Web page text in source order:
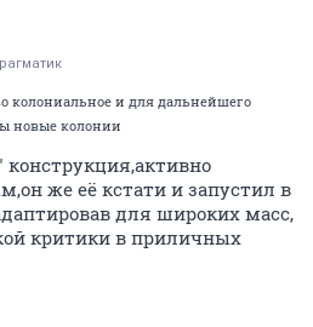
колониальное и для дальнейшего
новые колонии
конструкция,активно
же её кстати и запустил в
для широких масс,
критики в приличных